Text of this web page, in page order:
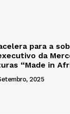
para a
da
“Made in
2025